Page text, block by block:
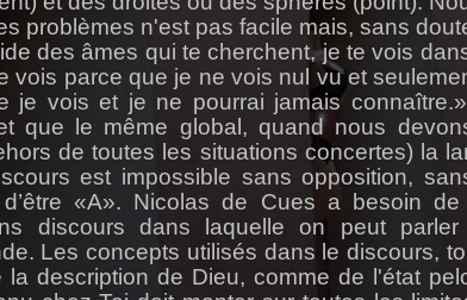
problèmes n'est pas facile mais, sans
des âmes qui te cherchent, je te vois
vois parce que je ne vois nul vu et
je vois et je ne pourrai jamais
que le même global, quand nous
de toutes les situations concertes) la
est impossible sans opposition,
«A». Nicolas de Cues a besoin
discours dans laquelle on peut
Les concepts utilisés dans le discours,
description de Dieu, comme de l'état